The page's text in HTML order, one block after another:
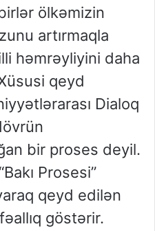
ölkəmizin
artırmaqla
həmrəyliyini daha
qeyd
Dialoq
bir proses deyil.
Prosesi”
qeyd edilən
göstərir.